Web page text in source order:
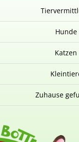
Hunde
Katzen
Zuhause